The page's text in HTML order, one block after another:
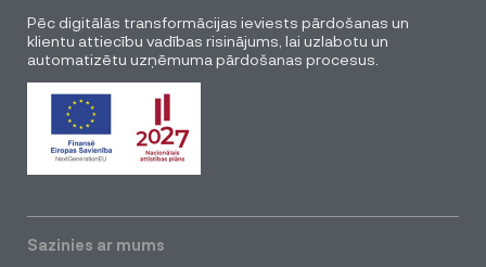
Pēc digitālās transformācijas ieviests pārdošanas un
klientu attiecību vadības risinājums, lai uzlabotu un
automatizētu uzņēmuma pārdošanas procesus.
Sazinies ar mums